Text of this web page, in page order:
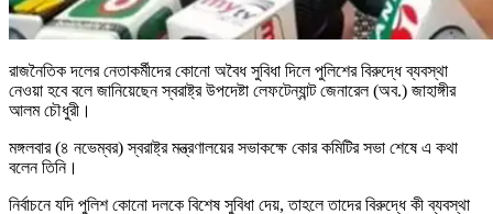
রাজনৈতিক দলের নেতাকর্মীদের কোনো অবৈধ সুবিধা দিলে পুলিশের বিরুদ্ধে ব্যবস্থা
নেওয়া হবে বলে জানিয়েছেন স্বরাষ্ট্র উপদেষ্টা লেফটেন্যান্ট জেনারেল (অব.) জাহাঙ্গীর
আলম চৌধুরী।
মঙ্গলবার (৪ নভেম্বর) স্বরাষ্ট্র মন্ত্রণালয়ের সভাকক্ষে কোর কমিটির সভা শেষে এ কথা
বলেন তিনি।
নির্বাচনে যদি পুলিশ কোনো দলকে বিশেষ সুবিধা দেয়, তাহলে তাদের বিরুদ্ধে কী ব্যবস্থা